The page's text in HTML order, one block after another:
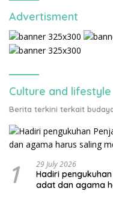
Advertisment
Culture and lifestyle
Berita terkini terkait
1 29 July 2026
Hadiri
adat dan agama